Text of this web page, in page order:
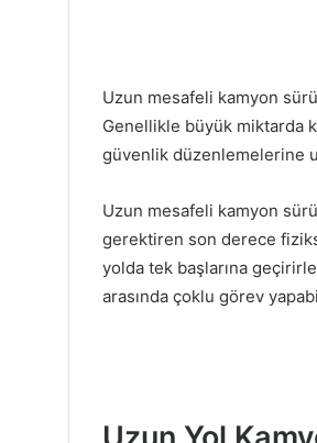
Uzun mesafeli kamyon
Genellikle büyük miktarda
güvenlik düzenlemelerine
Uzun mesafeli kamyon
gerektiren son derece
yolda tek başlarına
arasında çoklu görev